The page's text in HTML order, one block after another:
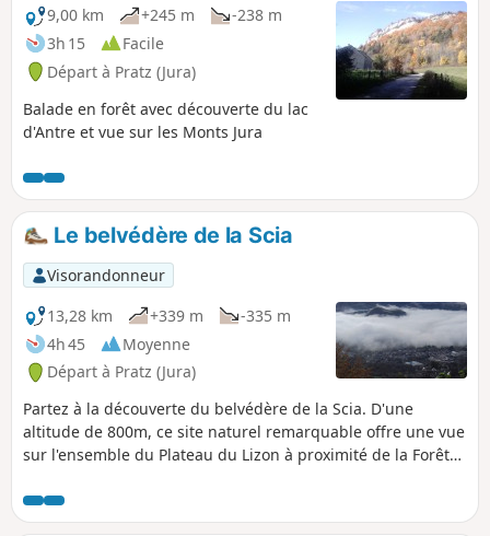
9,00 km
+245 m
-238 m
3h 15
Facile
Départ à Pratz (Jura)
Balade en forêt avec découverte du lac
d'Antre et vue sur les Monts Jura
Le belvédère de la Scia
Visorandonneur
13,28 km
+339 m
-335 m
4h 45
Moyenne
Départ à Pratz (Jura)
Partez à la découverte du belvédère de la Scia. D'une
altitude de 800m, ce site naturel remarquable offre une vue
sur l'ensemble du Plateau du Lizon à proximité de la Forêt
d'orientation et de mobilier pour pique-niquer.. Puis
rattrapez un autre site naturel : le Lac d'Antre.